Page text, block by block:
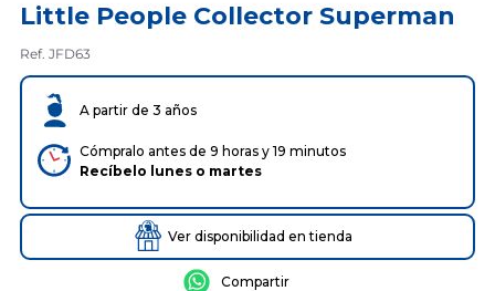
Little People Collector Superman
Ref. JFD63
A partir de 3 años
Cómpralo antes de 9 horas y 19 minutos
Recíbelo lunes o martes
Ver disponibilidad en tienda